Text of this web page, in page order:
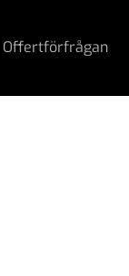
Offertförfrågan